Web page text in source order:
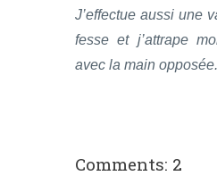
J’effectue aussi une
fesse et j’attrape
avec la main opposée.
Comments: 2